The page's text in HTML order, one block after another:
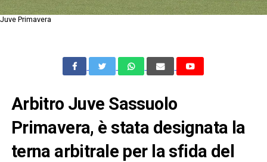
Juve Primavera
Arbitro Juve Sassuolo
Primavera, è stata designata la
terna arbitrale per la sfida del